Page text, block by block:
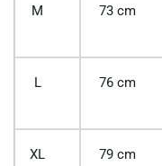
M 73 cm
L 76 cm
XL 79 cm